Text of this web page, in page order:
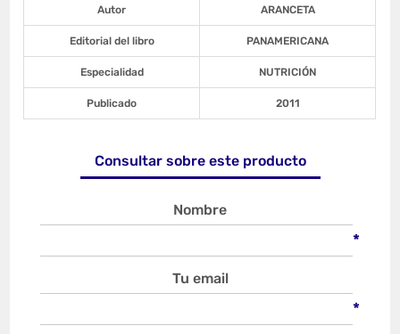
Autor ARANCETA
Editorial del libro PANAMERICANA
Especialidad NUTRICIÓN
Publicado 2011
Consultar sobre este producto
Nombre
*
Tu email
*